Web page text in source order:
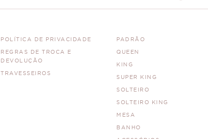
POLÍTICA DE PRIVACIDADE
REGRAS DE TROCA E
DEVOLUÇÃO
TRAVESSEIROS
PADRÃO
QUEEN
KING
SUPER KING
SOLTEIRO
SOLTEIRO KING
MESA
BANHO